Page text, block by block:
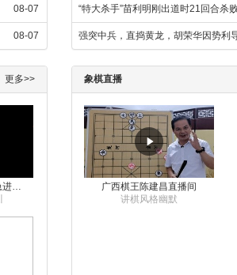
08-07
08-07
“特大杀手”苗利明刚出道时21回合杀
强突中兵，直捣黄龙，胡荣华因势利
更多>> 象棋直播
广西棋王陈建昌直播间
讲棋风格幽默